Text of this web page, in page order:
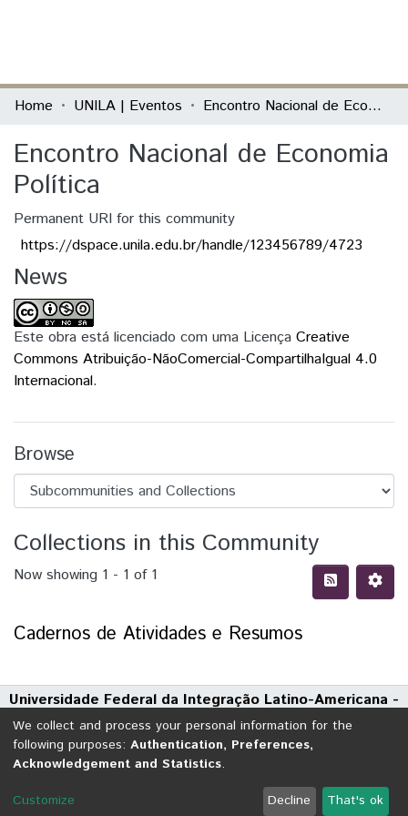
Communities & Collections
All of DSpace
Statistics
Home UNILA | Eventos Encontro Nacional de Economia Política
Encontro Nacional de Economia
Política
Permanent URI for this community
https://dspace.unila.edu.br/handle/123456789/4723
News
Este obra está licenciado com uma Licença Creative
Commons Atribuição-NãoComercial-CompartilhaIgual 4.0
Internacional.
Browse
Collections in this Community
Now showing 1 - 1 of 1
Cadernos de Atividades e Resumos
Universidade Federal da Integração Latino-Americana -
UNILA
Avenida Tarquínio Joslin dos Santos, 1000 - Polo Universitário
CEP: 85870-650 | Foz do Iguaçu - Paraná
DSpace software
copyright © 2002-2026 LYRASIS
We collect and process your personal information for the
following purposes: Authentication, Preferences,
Acknowledgement and Statistics.
Customize Decline That's ok